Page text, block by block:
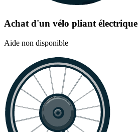
Achat d'un vélo pliant électrique
Aide non disponible